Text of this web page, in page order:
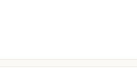
€ 22,95
prijs € 18,36